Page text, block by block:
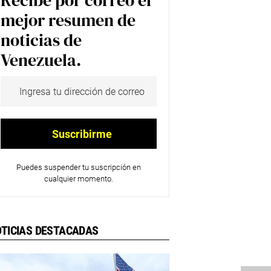
mejor resumen de
noticias de
Venezuela.
Puedes suspender tu suscripción en
cualquier momento.
DESTACADAS